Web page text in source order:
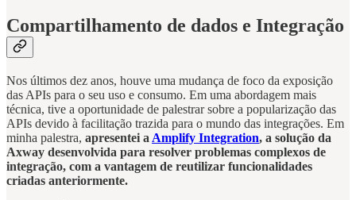
Compartilhamento de dados e Integração
Nos últimos dez anos, houve uma mudança de foco da exposição
das APIs para o seu uso e consumo. Em uma abordagem mais
técnica, tive a oportunidade de palestrar sobre a popularização das
APIs devido à facilitação trazida para o mundo das integrações. Em
minha palestra, apresentei a Amplify Integration, a solução da
Axway desenvolvida para resolver problemas complexos de
integração, com a vantagem de reutilizar funcionalidades
criadas anteriormente.